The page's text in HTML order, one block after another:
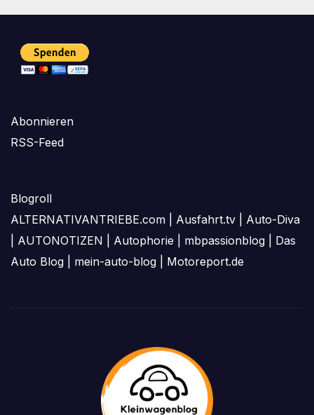
Abonnieren
RSS-Feed
Blogroll
ALTERNATIVANTRIEBE.com
Ausfahrt.tv
Auto-Diva
AUTONOTIZEN Autophorie mbpassionblog
Das
Auto Blog
mein-auto-blog Motoreport.de